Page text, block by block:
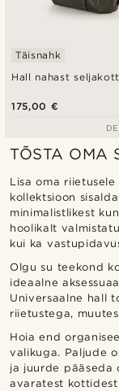
Hall nahast seljakott
Täisnahk
175,00 €
TÕSTA OMA
Lisa oma
kollektsioon
minimalistlikest
hoolikalt
kui ka
Olgu su teekond
ideaalne
Universaalne hall
riietustega,
Hoia end
valikuga. Paljude
ja juurde pääseda
avaratest